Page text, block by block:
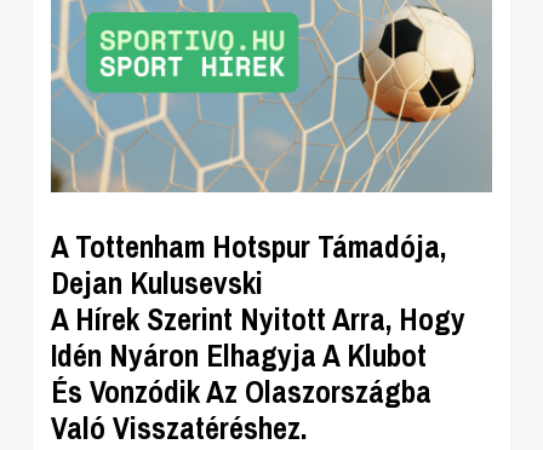
A Tottenham Hotspur Támadója,
Dejan Kulusevski
A Hírek Szerint Nyitott Arra, Hogy
Idén Nyáron Elhagyja A Klubot
És Vonzódik Az Olaszországba
Való Visszatéréshez.